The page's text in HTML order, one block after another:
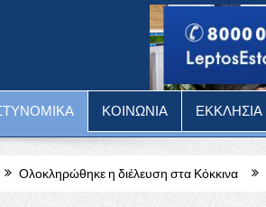
ΚΟΙΝΩΝΙΑ ΕΚΚΛΗΣΙΑ
στα Κόκκινα Καιρός: Και